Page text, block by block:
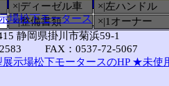
×|ディーゼル車
×|左ハンドル
×|整備書類 ×|1オーナー
場松下モータース
静岡県掛川市菊浜59-1
2583 FAX：0537-72-5067
示場松下モータースのHP ★未使